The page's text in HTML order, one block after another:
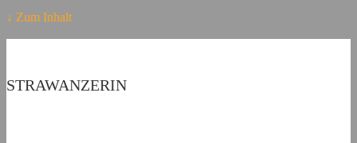
↓ Zum Inhalt
STRAWANZERIN